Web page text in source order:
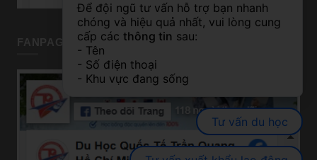
FANPAGE TP HỒ CHÍ MINH
Để đội ngũ tư vấn hỗ trợ bạn nhanh
chóng và hiệu quả nhất, vui lòng cung
cấp các thông tin sau:
- Tên
- Số điện thoại
- Khu vực đang sống
Tư vấn du học